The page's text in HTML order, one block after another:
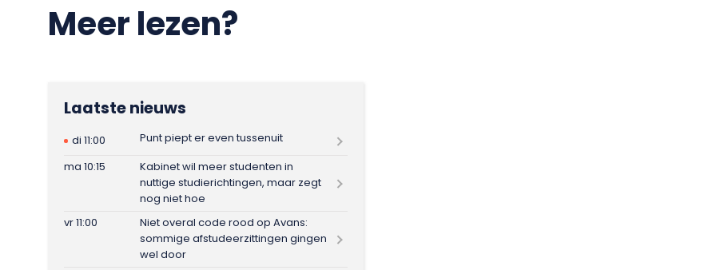
Meer lezen?
Laatste nieuws
di 11:00
Punt piept er even tussenuit
ma 10:15
Kabinet wil meer studenten in
nuttige studierichtingen, maar zegt
nog niet hoe
vr 11:00
Niet overal code rood op Avans:
sommige afstudeerzittingen gingen
wel door